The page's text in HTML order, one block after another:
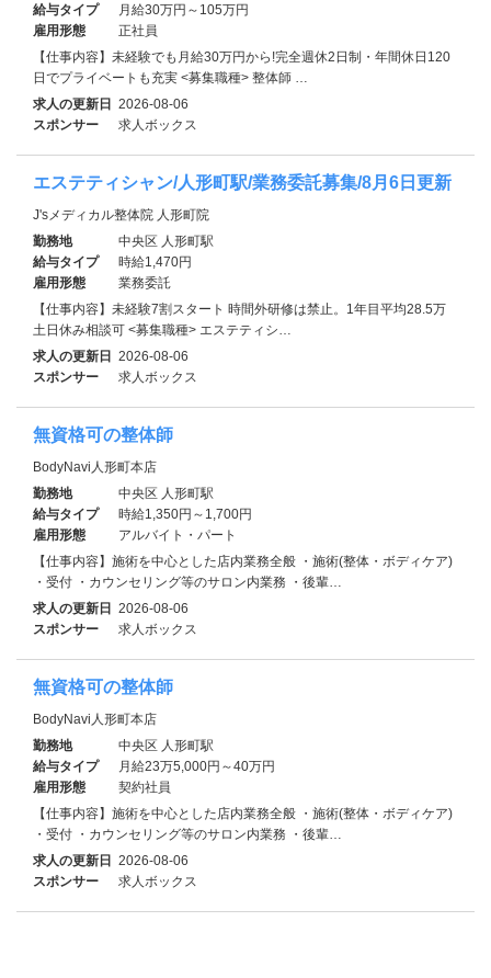
給与タイプ
月給30万円～105万円
雇用形態
正社員
【仕事内容】未経験でも月給30万円から!完全週休2日制・年間休日120
日でプライベートも充実 <募集職種> 整体師 …
求人の更新日 2026-08-06
スポンサー
求人ボックス
エステティシャン/人形町駅/業務委託募集/8月6日更新
J'sメディカル整体院 人形町院
勤務地
中央区 人形町駅
給与タイプ
時給1,470円
雇用形態
業務委託
【仕事内容】未経験7割スタート 時間外研修は禁止。1年目平均28.5万
土日休み相談可 <募集職種> エステティシ…
求人の更新日 2026-08-06
スポンサー
求人ボックス
無資格可の整体師
BodyNavi人形町本店
勤務地
中央区 人形町駅
給与タイプ
時給1,350円～1,700円
雇用形態
アルバイト・パート
【仕事内容】施術を中心とした店内業務全般 ・施術(整体・ボディケア)
・受付 ・カウンセリング等のサロン内業務 ・後輩…
求人の更新日 2026-08-06
スポンサー
求人ボックス
無資格可の整体師
BodyNavi人形町本店
勤務地
中央区 人形町駅
給与タイプ
月給23万5,000円～40万円
雇用形態
契約社員
【仕事内容】施術を中心とした店内業務全般 ・施術(整体・ボディケア)
・受付 ・カウンセリング等のサロン内業務 ・後輩…
求人の更新日 2026-08-06
スポンサー
求人ボックス